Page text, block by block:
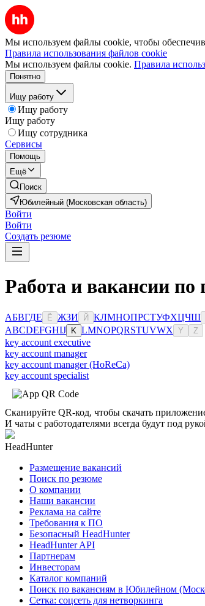
Мы используем файлы cookie, чтобы
Правила использования файлов cookie
Мы используем файлы cookie. Правила
Понятно
Ищу работу
Ищу работу
Ищу работу
Ищу сотрудника
Сервисы
Помощь
Ещё
Поиск
Юбилейный (Московская область)
Войти
Войти
Создать резюме
Работа и вакансии
АБВГДЕ Ё ЖЗИ Й КЛМНОПРСТУФХЦЧШ
ABCDEFGHIJ K LMNOPQRSTUVWX Y Z
key account executive
key account manager
key account manager (HoReCa)
key account specialist
Сканируйте QR-код, чтобы скачать
И чаты с работодателями всегда будут под
HeadHunter
Размещение вакансий
Поиск по резюме
О компании
Наши вакансии
Реклама на сайте
Требования к ПО
Безопасный HeadHunter
HeadHunter API
Партнерам
Инвесторам
Каталог компаний
Поиск по вакансиям в Юбилейном
Сетка: соцсеть для нетворкинга